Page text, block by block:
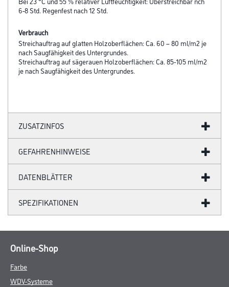
6-8 Std. Regenfest nach 12 Std.
Verbrauch
Streichauftrag auf glatten Holzoberflächen: Ca. 60 – 80 ml/m2 je
nach Saug­fähig­keit des Untergrundes.
Streichauftrag auf sägerauen Holzoberflächen: Ca. 85-105 ml/m2
je nach Saugfähigkeit des Untergrundes.
ZUSATZINFOS
GEFAHRENHINWEISE
DATENBLÄTTER
SPEZIFIKATIONEN
Online-Shop
Farbe
WDV-Systeme